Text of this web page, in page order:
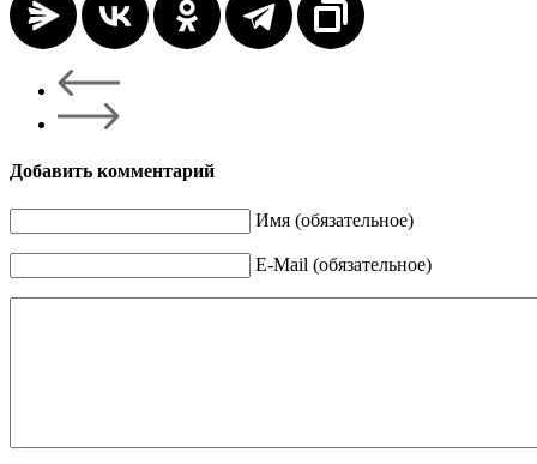
Добавить комментарий
Имя (обязательное)
E-Mail (обязательное)